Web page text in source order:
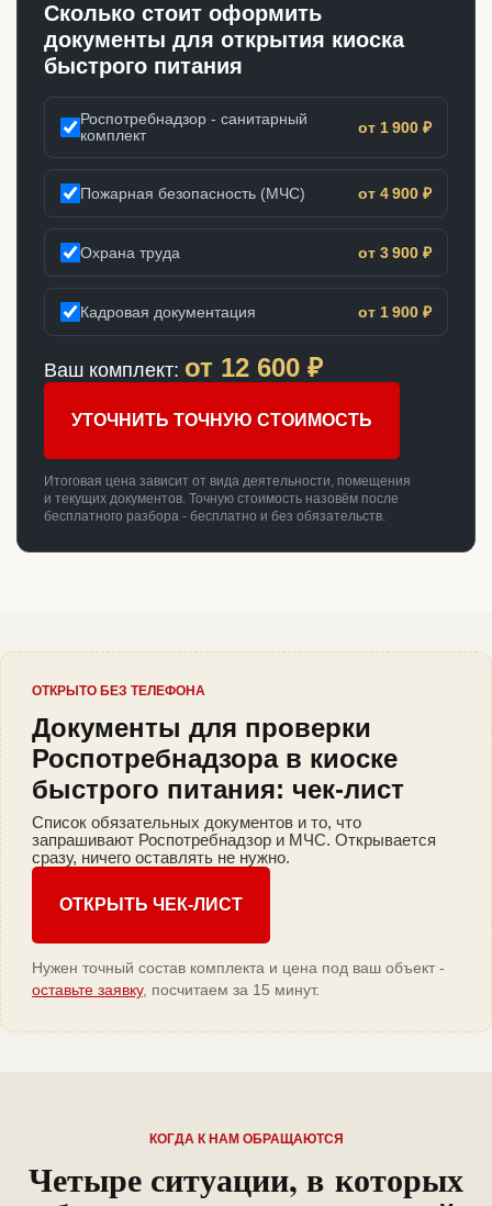
Сколько стоит оформить
документы для открытия киоска
быстрого питания
Роспотребнадзор - санитарный
комплект
от 1 900 ₽
Пожарная безопасность (МЧС) от 4 900 ₽
Охрана труда от 3 900 ₽
Кадровая документация от 1 900 ₽
Ваш комплект: от 12 600 ₽
УТОЧНИТЬ ТОЧНУЮ СТОИМОСТЬ
Итоговая цена зависит от вида деятельности, помещения
и текущих документов. Точную стоимость назовём после
бесплатного разбора - бесплатно и без обязательств.
ОТКРЫТО БЕЗ ТЕЛЕФОНА
Документы для проверки
Роспотребнадзора в киоске
быстрого питания: чек-лист
Список обязательных документов и то, что
запрашивают Роспотребнадзор и МЧС. Открывается
сразу, ничего оставлять не нужно.
ОТКРЫТЬ ЧЕК-ЛИСТ
Нужен точный состав комплекта и цена под ваш объект -
оставьте заявку, посчитаем за 15 минут.
КОГДА К НАМ ОБРАЩАЮТСЯ
Четыре ситуации, в которых